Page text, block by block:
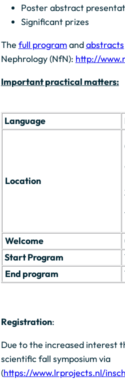
Poster abstract
Significant prizes
The full programandabstracts
Nephrology (NfN): http://
Important practical matters:
Language
Location
Welcome
Start Program
End program
Registration:
Due to the increased interest
scientific fall symposium via
(https://www.lrprojects.nl/